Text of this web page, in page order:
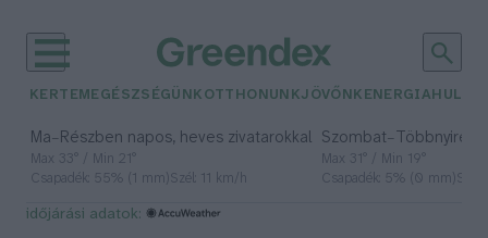
KERTEM EGÉSZSÉGÜNK OTTHONUNKJÖVŐNK ENERGIA
Ma– Részben napos, heves zivatarokkal
Max 33° / Min 21°
Csapadék: 55% (1 mm)Szél: 11 km/h
Szombat– Többnyire
Max 31° / Min 19°
Csapadék: 5% (0 mm)
időjárási adatok: